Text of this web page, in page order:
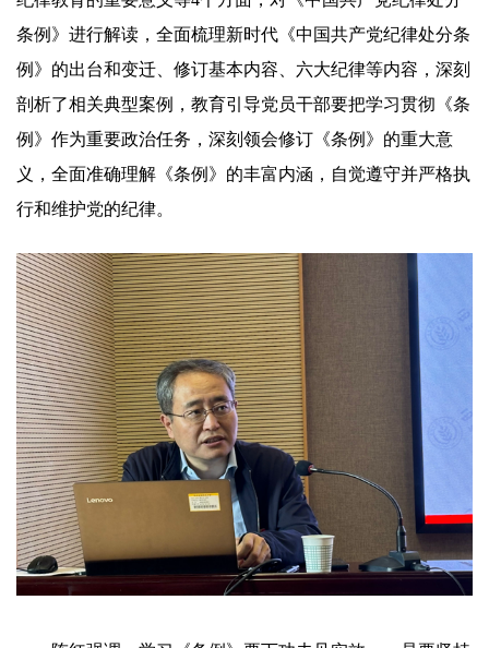
条例》进行解读，全面梳理新时代《中国共产党纪律处分条
例》的出台和变迁、修订基本内容、六大纪律等内容，深刻
剖析了相关典型案例，教育引导党员干部要把学习贯彻《条
例》作为重要政治任务，深刻领会修订《条例》的重大意
义，全面准确理解《条例》的丰富内涵，自觉遵守并严格执
行和维护党的纪律。